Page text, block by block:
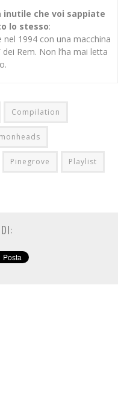
inutile che voi sappiate
lo stesso:
1994 con una macchina
Rem. Non l’ha mai letta
Compilation
Pinegrove Playlist